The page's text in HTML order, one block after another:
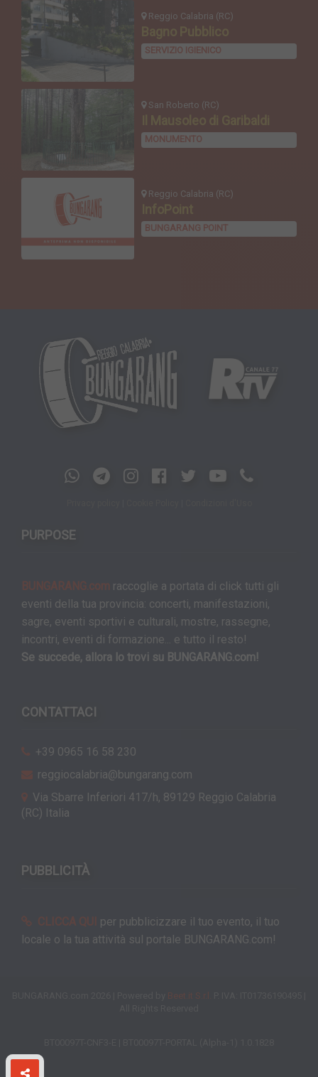
Reggio Calabria (RC)
Bagno Pubblico
SERVIZIO IGIENICO
San Roberto (RC)
Il Mausoleo di Garibaldi
MONUMENTO
Reggio Calabria (RC)
InfoPoint
BUNGARANG POINT
PURPOSE
BUNGARANG.com raccoglie a portata di click tutti gli
eventi della tua provincia: concerti, manifestazioni,
sagre, eventi sportivi e culturali, mostre, rassegne,
incontri, eventi di formazione... e tutto il resto!
Se succede, allora lo trovi su BUNGARANG.com!
CONTATTACI
+39 0965 16 58 230
reggiocalabria@bungarang.com
Via Sbarre Inferiori 417/h, 89129 Reggio Calabria
(RC) Italia
PUBBLICITÀ
CLICCA QUI per pubblicizzare il tuo evento, il tuo
locale o la tua attività sul portale BUNGARANG.com!
Beet.it S.r.l.